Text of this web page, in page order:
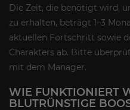
Die Zeit, die benötigt wird,
zu erhalten, beträgt 1–3
aktuellen Fortschritt sowie
Charakters ab. Bitte
mit dem Manager.
WIE FUNKTIONIERT
BLUTRÜNSTIGE